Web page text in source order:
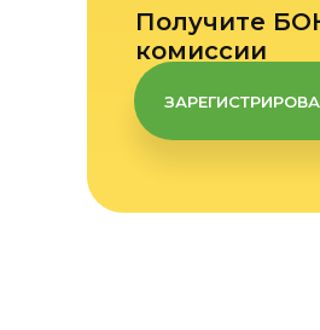
Получите
комиссии